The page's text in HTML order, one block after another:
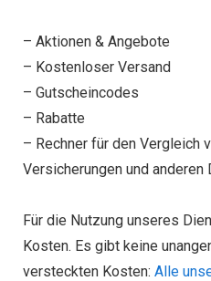
– Aktionen & Angebote
– Kostenloser Versand
– Gutscheincodes
– Rabatte
– Rechner für den Vergleich
Versicherungen und
Für die Nutzung unseres
Kosten. Es gibt keine
versteckten Kosten: Alle